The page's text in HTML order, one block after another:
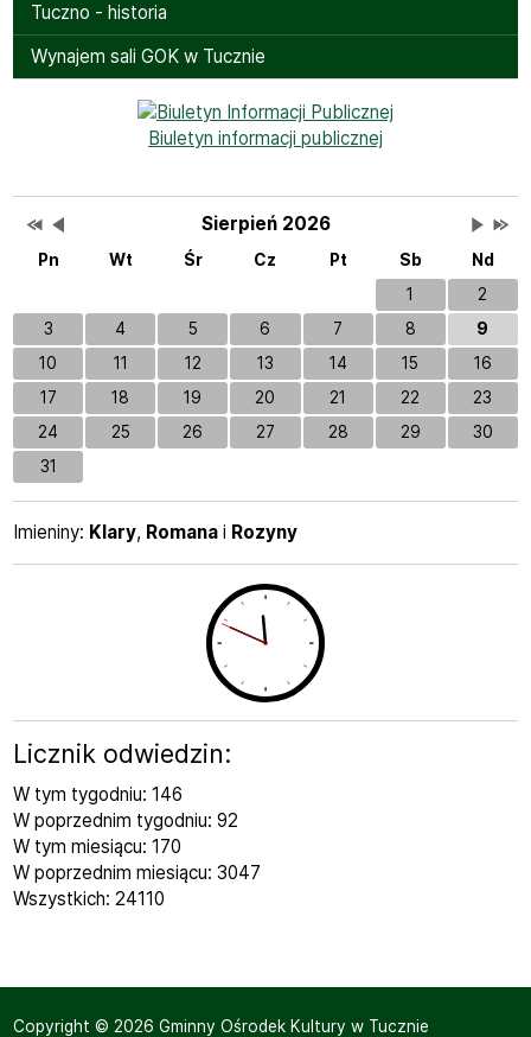
Tuczno - historia
Wynajem sali GOK w Tucznie
Bannery boczne
Biuletyn informacji publicznej
Wydarzenia Lista wydarzeń w miesiącu
Sierpień 2026Brak wydarzeń w tym
Przestaw datę na Sierpień 2025
Przestaw datę na Lipiec 2026
Pn Wt Śr Cz Pt Sb
Nd
1
2
3
4 5 6 7 8
9
10
11 12 13 14 15
16
17
18 19 20 21 22
23
24
25 26 27 28 29
30
31
Imieniny
Imieniny: Klary, Romana i Rozyny
Licznik odwiedzin:
W tym tygodniu: 146
W poprzednim tygodniu: 92
W tym miesiącu: 170
W poprzednim miesiącu: 3047
Wszystkich: 24110
Copyright © 2026 Gminny Ośrodek Kultury w Tucznie